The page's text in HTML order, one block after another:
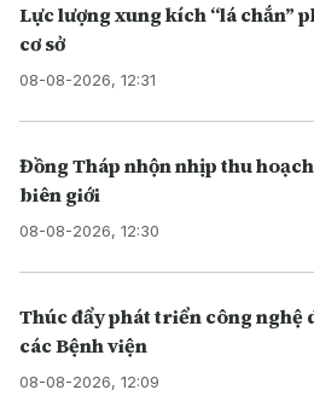
Lực lượng xung kích “lá chắn”
cơ sở
08-08-2026, 12:31
Đồng Tháp nhộn nhịp thu
biên giới
08-08-2026, 12:30
Thúc đẩy phát triển công nghệ
các Bệnh viện
08-08-2026, 12:09